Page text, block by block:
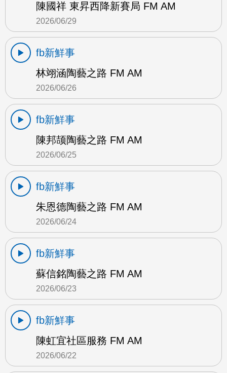
陳國祥 東昇西降新賽局 FM AM
2026/06/29
fb新鮮事
林翊涵陶藝之路 FM AM
2026/06/26
fb新鮮事
陳邦颉陶藝之路 FM AM
2026/06/25
fb新鮮事
朱恩德陶藝之路 FM AM
2026/06/24
fb新鮮事
蘇信銘陶藝之路 FM AM
2026/06/23
fb新鮮事
陳虹宜社區服務 FM AM
2026/06/22